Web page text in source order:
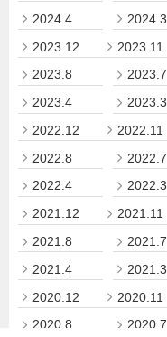
2024.4
2024.3
2023.12
2023.11
2023.8
2023.7
2023.4
2023.3
2022.12
2022.11
2022.8
2022.7
2022.4
2022.3
2021.12
2021.11
2021.8
2021.7
2021.4
2021.3
2020.12
2020.11
2020.8
2020.7